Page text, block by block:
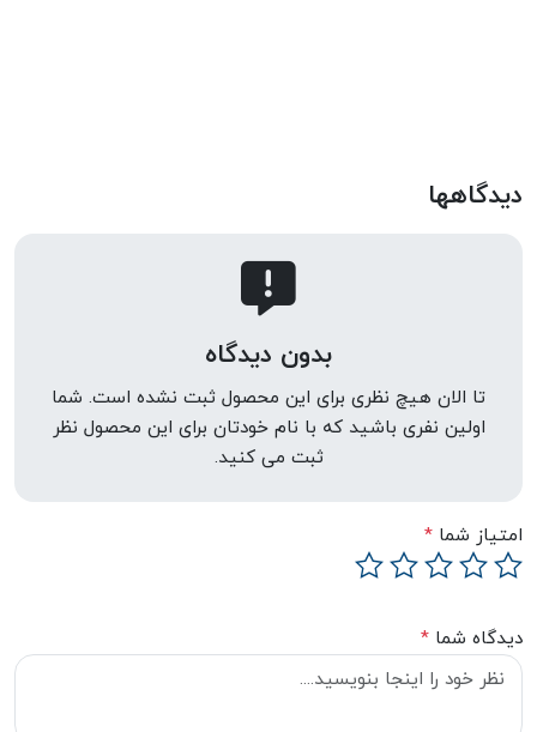
دیدگاهها
بدون دیدگاه
تا الان هیچ نظری برای این محصول ثبت نشده است. شما
اولین نفری باشید که با نام خودتان برای این محصول نظر
ثبت می کنید.
امتیاز شما *
دیدگاه شما *